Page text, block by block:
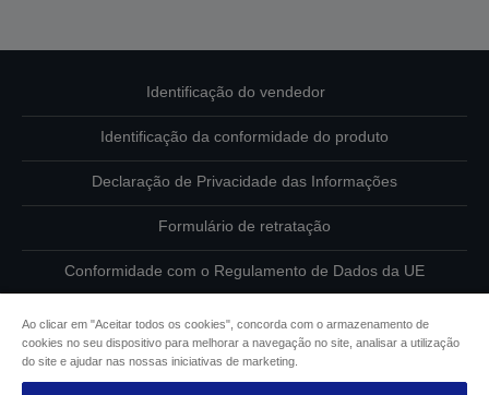
Identificação do vendedor
Identificação da conformidade do produto
Declaração de Privacidade das Informações
Formulário de retratação
Conformidade com o Regulamento de Dados da UE
Informações sobre cookies
Ao clicar em "Aceitar todos os cookies", concorda com o armazenamento de
cookies no seu dispositivo para melhorar a navegação no site, analisar a utilização
do site e ajudar nas nossas iniciativas de marketing.